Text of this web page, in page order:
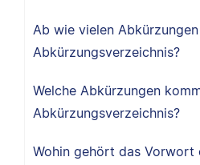
Ab wie vielen
Abkürzungsverzeichnis?
Welche Abkürzungen
Abkürzungsverzeichnis?
Wohin gehört das Vorwort